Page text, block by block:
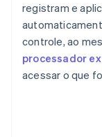
registram e
controle, ao
processador
acessar o que